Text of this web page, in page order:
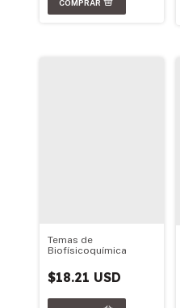
Temas de
Biofísicoquímica
$18.21 USD